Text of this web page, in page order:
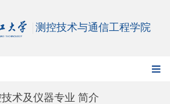
测控技术与通信工程学院
术及仪器专业 简介